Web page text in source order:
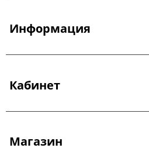
Информация
Кабинет
Магазин